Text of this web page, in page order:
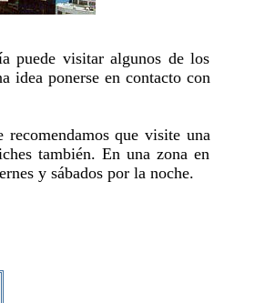
puede visitar algunos de los
idea ponerse en contacto con
que visite una
también. En una zona en
y sábados por la noche.